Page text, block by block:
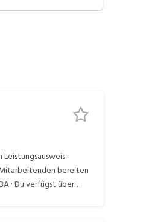
·
bereiten
· Du verfügst über